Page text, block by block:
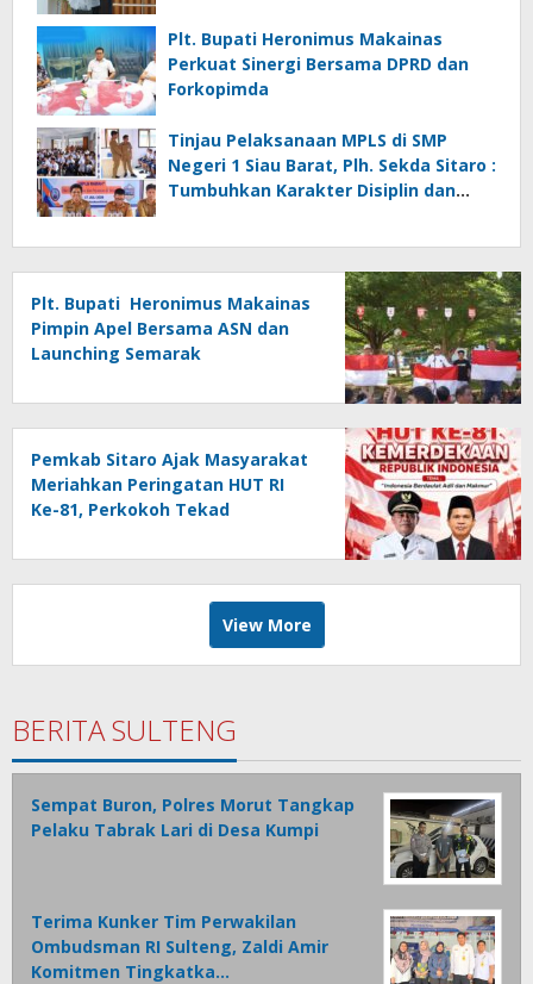
Publik
Plt. Bupati Heronimus Makainas
Perkuat Sinergi Bersama DPRD dan
Forkopimda
Tinjau Pelaksanaan MPLS di SMP
Negeri 1 Siau Barat, Plh. Sekda Sitaro :
Tumbuhkan Karakter Disiplin dan
Plt. Bupati Heronimus Makainas
Pimpin Apel Bersama ASN dan
Launching Semarak
Pemkab Sitaro Ajak Masyarakat
Meriahkan Peringatan HUT RI
Ke-81, Perkokoh Tekad
View More
BERITA SULTENG
Sempat Buron, Polres Morut Tangkap
Pelaku Tabrak Lari di Desa Kumpi
Terima Kunker Tim Perwakilan
Ombudsman RI Sulteng, Zaldi Amir
Komitmen Tingkatka…